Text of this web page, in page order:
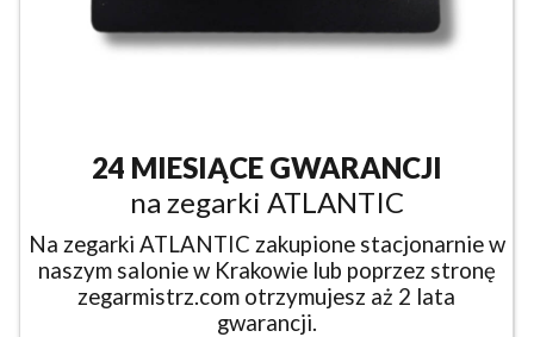
24 MIESIĄCE GWARANCJI
na zegarki ATLANTIC
Na zegarki ATLANTIC zakupione stacjonarnie w
naszym salonie w Krakowie lub poprzez stronę
zegarmistrz.com otrzymujesz aż 2 lata
gwarancji.